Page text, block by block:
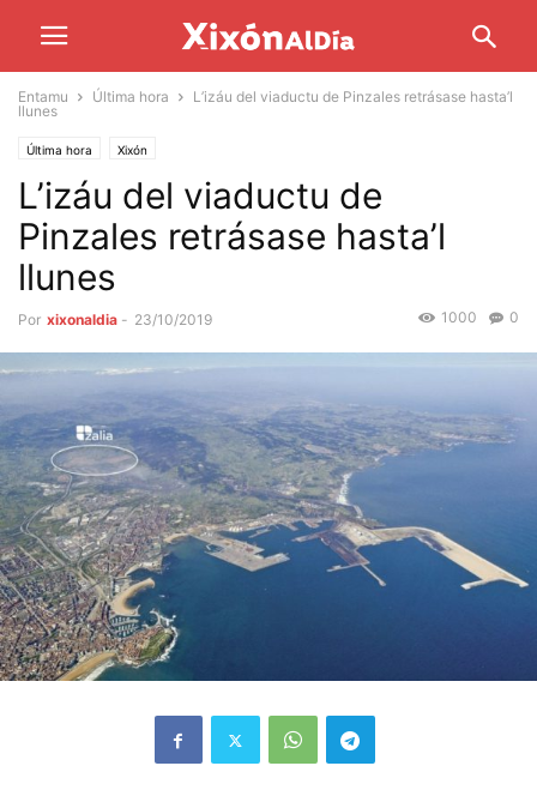
Entamu Última hora
L’izáu del viaductu de Pinzales retrásase hasta’l
llunes
Última hora Xixón
L’izáu del viaductu de
Pinzales retrásase hasta’l
llunes
Por xixonaldia - 23/10/2019 0
1000